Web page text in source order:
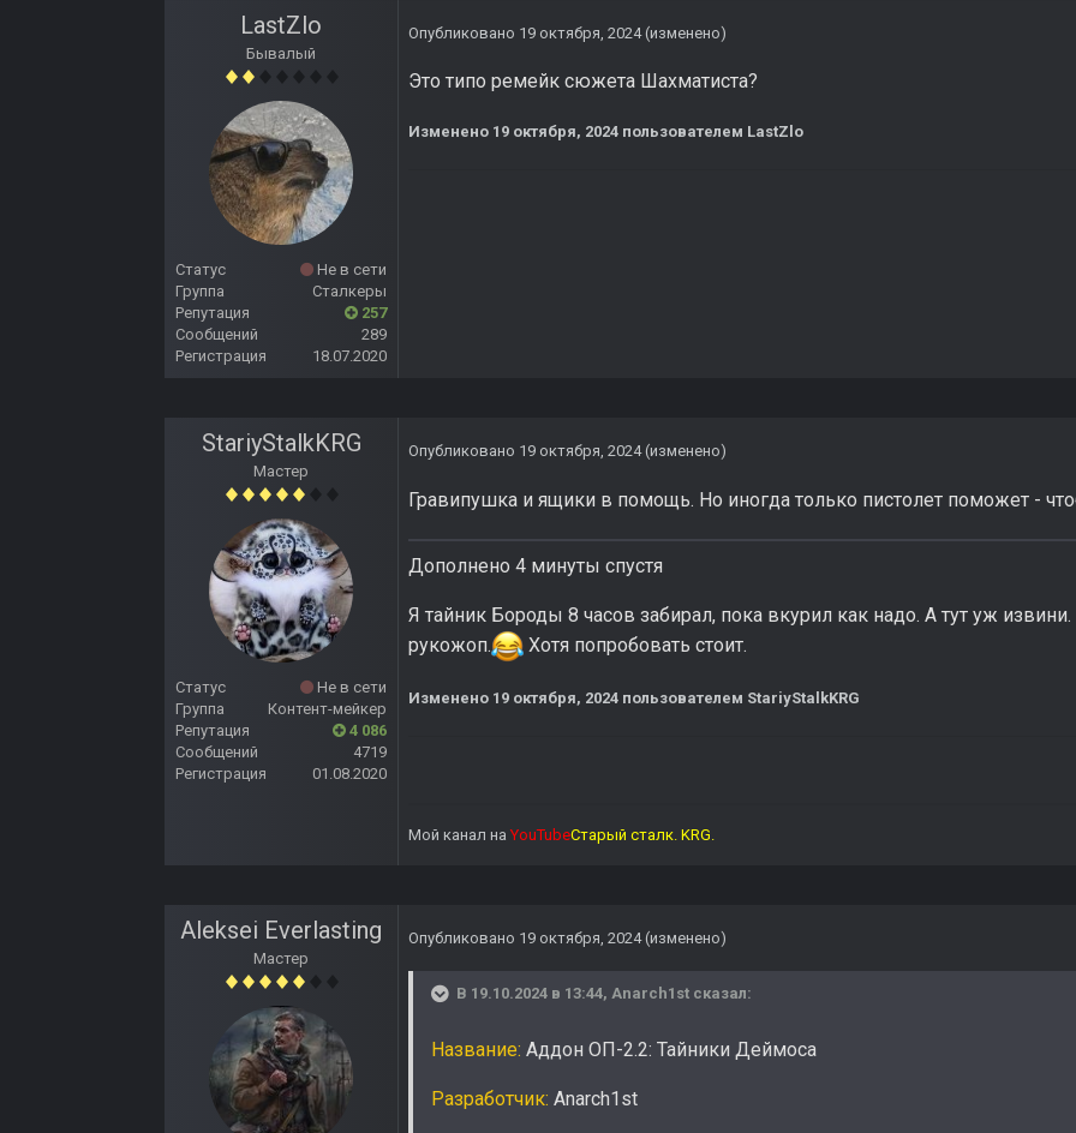
LastZlo
Бывалый
Статус
Не в сети
Группа
Сталкеры
Репутация
257
Сообщений
289
Регистрация
18.07.2020
Опубликовано 19 октября, 2024 (изменено)
Это типо ремейк сюжета Шахматиста?
Изменено 19 октября, 2024 пользователем LastZlo
StariyStalkKRG
Мастер
Статус
Не в сети
Группа
Контент-мейкер
Репутация
4 086
Сообщений
4719
Регистрация
01.08.2020
Опубликовано 19 октября, 2024 (изменено)
Гравипушка и ящики в помощь. Но иногда только пистолет поможет -
Дополнено 4 минуты спустя
Я тайник Бороды 8 часов забирал, пока вкурил как надо. А тут уж
рукожоп.
Хотя попробовать стоит.
Изменено 19 октября, 2024 пользователем StariyStalkKRG
Мой канал наYouTubeСтарый сталк. KRG.
Aleksei Everlasting
Мастер
Опубликовано 19 октября, 2024 (изменено)
В 19.10.2024 в 13:44, Anarch1st сказал:
Название: Аддон ОП-2.2: Тайники Деймоса
Разработчик: Anarch1st